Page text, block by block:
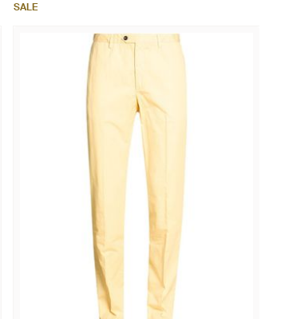
SALE